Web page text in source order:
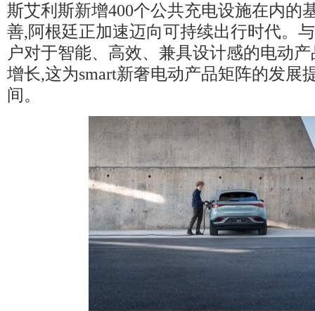
斯艾利斯新增400个公共充电设施在内的
善,阿根廷正加速迈向可持续出行时代。
户对于智能、高效、兼具设计感的电动
增长,这为smart新奢电动产品矩阵的发展
间。